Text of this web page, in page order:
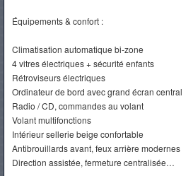
Équipements & confort :
Climatisation automatique bi‑zone
4 vitres électriques + sécurité enfants
Rétroviseurs électriques
Ordinateur de bord avec grand écran central
Radio / CD, commandes au volant
Volant multifonctions
Intérieur sellerie beige confortable
Antibrouillards avant, feux arrière modernes
Direction assistée, fermeture centralisée…